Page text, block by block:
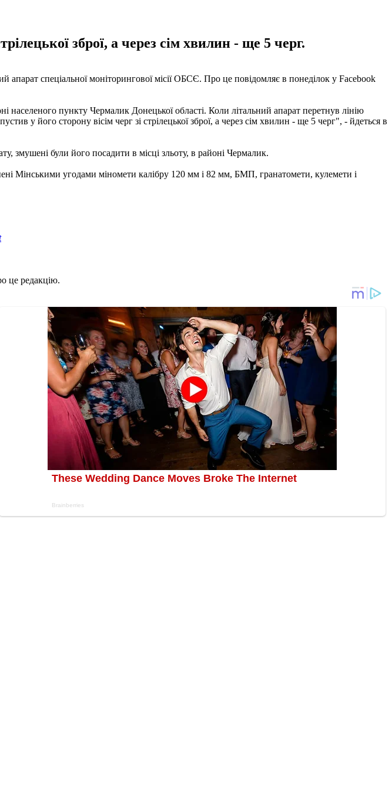
зброї, а через сім хвилин - ще 5 черг.
апарат спеціальної моніторингової місії ОБСЄ. Про це повідомляє в понеділок у Facebook
пункту Чермалик Донецької області. Коли літальний апарат перетнув лінію
у його сторону вісім черг зі стрілецької зброї, а через сім хвилин - ще 5 черг", - йдеться в
змушені були його посадити в місці зльоту, в районі Чермалик.
Мінськими угодами міномети калібру 120 мм і 82 мм, БМП, гранатомети, кулемети і
це редакцію.